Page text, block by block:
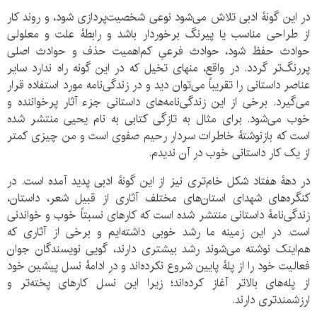
در این گونۀ ادبی تلاش می‌شود نوعی شخصیت‌پردازی شود، و روند کار
از طراحی مناسب یا پیرنگ برخوردار باشد و رابطۀ علت و معلولی
حوادث حفظ شود، حوادث فرعیِ کم‌اهمیت حذف و حوادث اصلی
پررنگ‌تر گردد. در واقع، منهای تخیل که در این گونه راه ندارد سایر
عناصر داستانی را تقریباً می‌توان دید و در زندگی‌نامه مورد استفاده قرار
می‌گیرد. برخی از این زندگی‌نامه‌های داستانی جزء آثار پرخواننده و
خوب می‌شود. برای مثال به تازگی کتابی به نام یحیی منتشر شده
است که بازنوشتۀ خاطرات سردار رحیم صفوی است و من چیزی کمتر
از یک کار داستانی خوب در آن ندیدم.
در دهۀ هفتاد شکل خام‌تری نیز از این گونۀ ادبی پدید آمده است. در
کنگره‌های شهدای استان‌های مختلف آثاری از قبیل شعر، داستان،
زندگی‌نامۀ داستانی منتشر شده است که کارهای نسبتاً خوب و خواندنی
است. در این زمینه ما رشد خوبی داشته‌ایم و برخی از آثاری که
هم‌اینک نوشته می‌شوند رشد بیشتری دارند، گویی نویسندگان جوان
فعالیت خود را از پلۀ پایین شروع نکرده‌اند و در ادامۀ نسل پیشین خود
از پله‌های بالاتر آغاز کرده‌اند؛ زیرا این نسل کارهای پخته‌تر و
ارزشمندتری دارند.